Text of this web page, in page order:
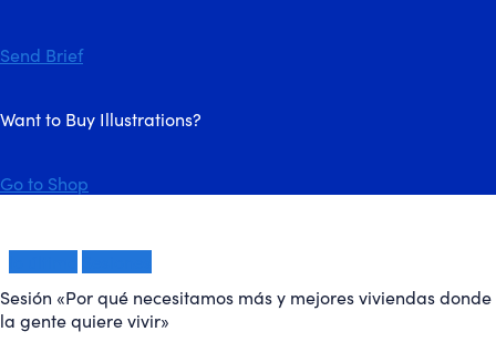
Send Brief
Want to Buy Illustrations?
Go to Shop
Sesión «Por qué necesitamos más y mejores viviendas donde
la gente quiere vivir»